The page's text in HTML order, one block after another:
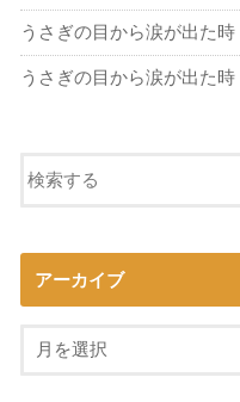
うさぎの目から涙が出た時
うさぎの目から涙が出た時
アーカイブ